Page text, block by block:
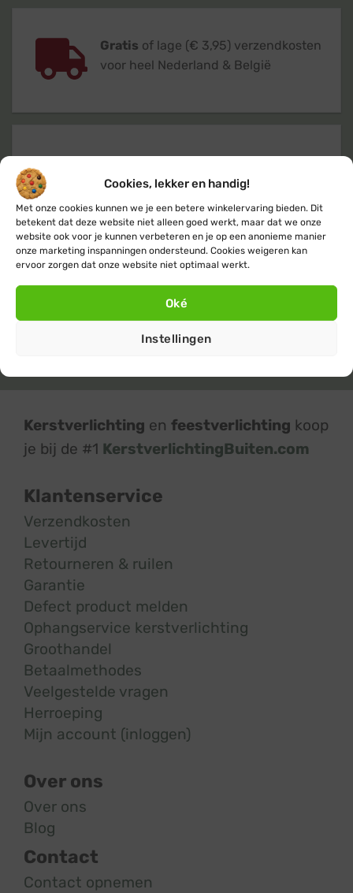
Cookies, lekker en handig!
Met onze cookies kunnen we je een betere winkelervaring bieden. Dit
betekent dat deze website niet alleen goed werkt, maar dat we onze
website ook voor je kunnen verbeteren en je op een anonieme manier
onze marketing inspanningen ondersteund. Cookies weigeren kan
ervoor zorgen dat onze website niet optimaal werkt.
Oké
Instellingen
Gratis of lage (€ 3,95) verzendkosten
voor heel Nederland & België
werkdagen (maandag t/m vrijdag)
Klanten geven ons een 9,4op basis van
beoordelingen
Kerstverlichting en feestverlichting koop
je bij de #1 KerstverlichtingBuiten.com
Klantenservice
Verzendkosten
Levertijd
Retourneren & ruilen
Garantie
Defect product melden
Ophangservice kerstverlichting
Groothandel
Betaalmethodes
Veelgestelde vragen
Herroeping
Mijn account (inloggen)
Over ons
Over ons
Blog
Contact
Contact opnemen